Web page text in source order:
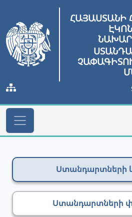
ՀԱՅԱՍՏԱՆԻ
Ստանդարտների
Ստանդարտների